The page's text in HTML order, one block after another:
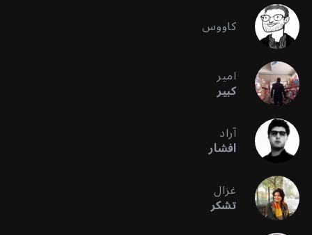
کاووس
امیر
کبیر
آراد
افشار
غزال
تشکر